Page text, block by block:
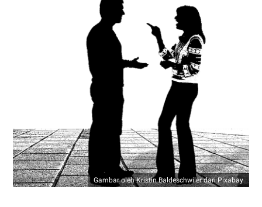
Gambar oleh Kristin Baldeschwiler dari Pixabay